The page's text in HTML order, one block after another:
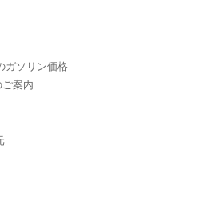
ガソリン価格
案内